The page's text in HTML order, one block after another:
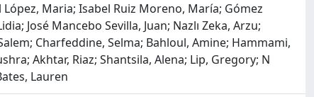
Maria; Isabel Ruiz Moreno, María; Gómez
José Mancebo Sevilla, Juan; Nazlı Zeka, Arzu;
Charfeddine, Selma; Bahloul, Amine; Hammami,
Akhtar, Riaz; Shantsila, Alena; Lip, Gregory; N
Lauren